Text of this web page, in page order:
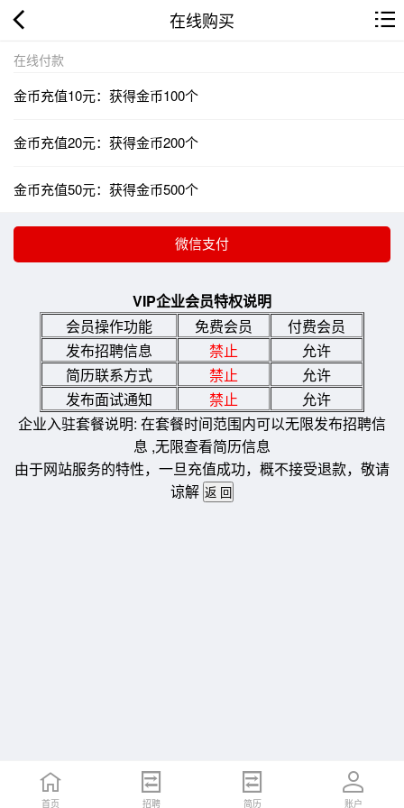
在线购买
在线付款
金币充值10元：获得金币100个
金币充值20元：获得金币200个
金币充值50元：获得金币500个
VIP企业会员特权说明
会员操作功能
免费会员
付费会员
发布招聘信息
禁止
允许
简历联系方式
禁止
允许
发布面试通知
禁止
允许
企业入驻套餐说明: 在套餐时间范围内可以无限发布招聘信
息 ,无限查看简历信息
由于网站服务的特性，一旦充值成功，概不接受退款，敬请
谅解
首页 招聘 简历 账户